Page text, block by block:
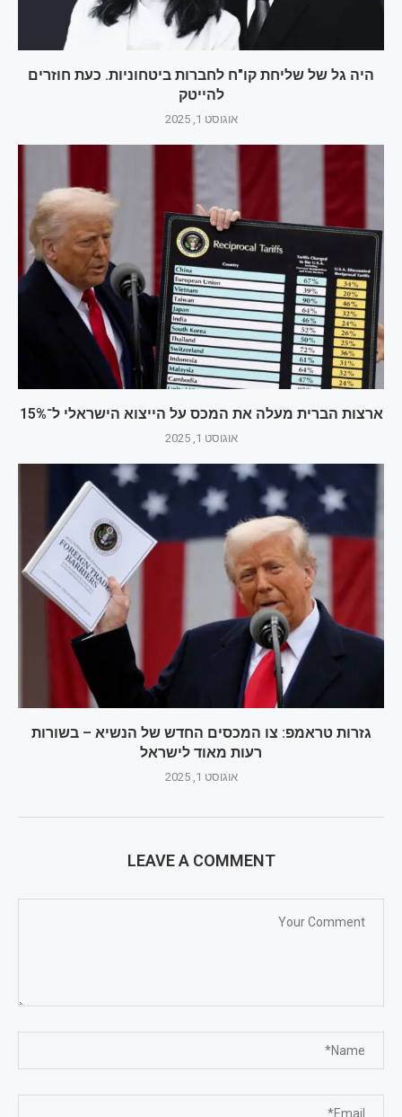
היה גל של שליחת קו"ח לחברות ביטחוניות. כעת חוזרים
להייטק
אוגוסט 1, 2025
ארצות הברית מעלה את המכס על הייצוא הישראלי ל־15%
אוגוסט 1, 2025
גזרות טראמפ: צו המכסים החדש של הנשיא – בשורות
רעות מאוד לישראל
אוגוסט 1, 2025
LEAVE A COMMENT